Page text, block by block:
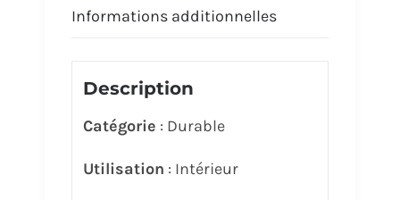
Informations additionnelles
Description
Catégorie : Durable
Utilisation : Intérieur